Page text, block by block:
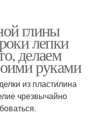
глины
лепки
делаем
руками
из пластилина
чрезвычайно